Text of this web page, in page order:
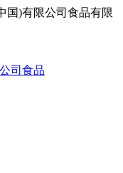
国)有限公司食品有限